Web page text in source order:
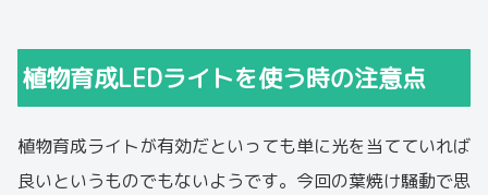
植物育成LEDライトを使う時の注意点
植物育成ライトが有効だといっても単に光を当てていれば
良いというものでもないようです。今回の葉焼け騒動で思